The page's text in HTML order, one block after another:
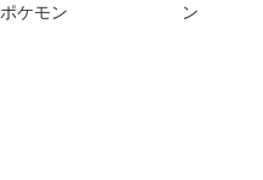
ポケモン
ン